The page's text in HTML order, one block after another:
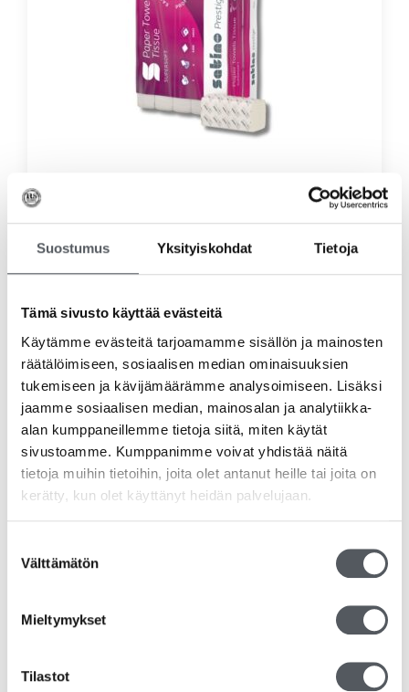
Suostumus Yksityiskohdat Tietoja
Tämä sivusto käyttää evästeitä
Käytämme evästeitä tarjoamamme sisällön ja mainosten
räätälöimiseen, sosiaalisen median ominaisuuksien
tukemiseen ja kävijämäärämme analysoimiseen. Lisäksi
jaamme sosiaalisen median, mainosalan ja analytiikka-
alan kumppaneillemme tietoja siitä, miten käytät
sivustoamme. Kumppanimme voivat yhdistää näitä
tietoja muihin tietoihin, joita olet antanut heille tai joita on
kerätty, kun olet käyttänyt heidän palvelujaan.
valinta
Välttämätön
Mieltymykset
Tilastot
Lisää ostoskoriin
Satino Prestige Käsipyyhe Z-fold, 3750 arkkia